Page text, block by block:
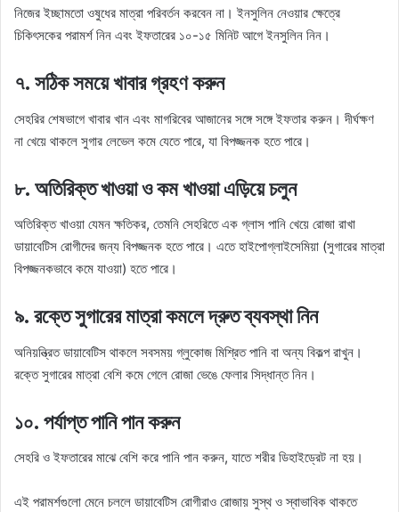
নিজের ইচ্ছামতো ওষুধের মাত্রা পরিবর্তন করবেন না। ইনসুলিন নেওয়ার ক্ষেত্রে
চিকিৎসকের পরামর্শ নিন এবং ইফতারের ১০-১৫ মিনিট আগে ইনসুলিন নিন।
৭. সঠিক সময়ে খাবার গ্রহণ করুন
সেহরির শেষভাগে খাবার খান এবং মাগরিবের আজানের সঙ্গে সঙ্গে ইফতার করুন। দীর্ঘক্ষণ
না খেয়ে থাকলে সুগার লেভেল কমে যেতে পারে, যা বিপজ্জনক হতে পারে।
৮. অতিরিক্ত খাওয়া ও কম খাওয়া এড়িয়ে চলুন
অতিরিক্ত খাওয়া যেমন ক্ষতিকর, তেমনি সেহরিতে এক গ্লাস পানি খেয়ে রোজা রাখা
ডায়াবেটিস রোগীদের জন্য বিপজ্জনক হতে পারে। এতে হাইপোগ্লাইসেমিয়া (সুগারের মাত্রা
বিপজ্জনকভাবে কমে যাওয়া) হতে পারে।
৯. রক্তে সুগারের মাত্রা কমলে দ্রুত ব্যবস্থা নিন
অনিয়ন্ত্রিত ডায়াবেটিস থাকলে সবসময় গ্লুকোজ মিশ্রিত পানি বা অন্য বিকল্প রাখুন।
রক্তে সুগারের মাত্রা বেশি কমে গেলে রোজা ভেঙে ফেলার সিদ্ধান্ত নিন।
১০. পর্যাপ্ত পানি পান করুন
সেহরি ও ইফতারের মাঝে বেশি করে পানি পান করুন, যাতে শরীর ডিহাইড্রেট না হয়।
এই পরামর্শগুলো মেনে চললে ডায়াবেটিস রোগীরাও রোজায় সুস্থ ও স্বাভাবিক থাকতে